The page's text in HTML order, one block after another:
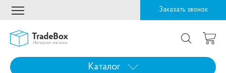
Заказать звонок
Каталог